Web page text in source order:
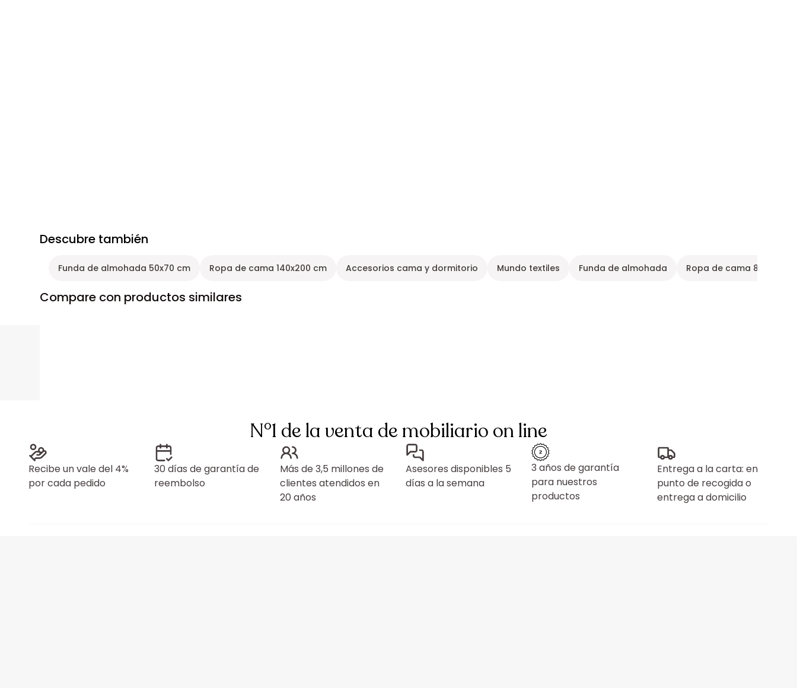
Descubre también
Funda de almohada 50x70 cm Ropa de cama 140x200 cm Accesorios cama y dormitorio Mundo textiles Funda de almohada Ropa de cama 80x200
Compare con productos similares
N°1 de la venta de mobiliario on line
Recibe un vale del 4%
por cada pedido
30 días de garantía de
reembolso
Más de 3,5 millones de
clientes atendidos en
20 años
Asesores disponibles 5
días a la semana
3 años de garantía
para nuestros
productos
Entrega a la carta: en
punto de recogida o
entrega a domicilio